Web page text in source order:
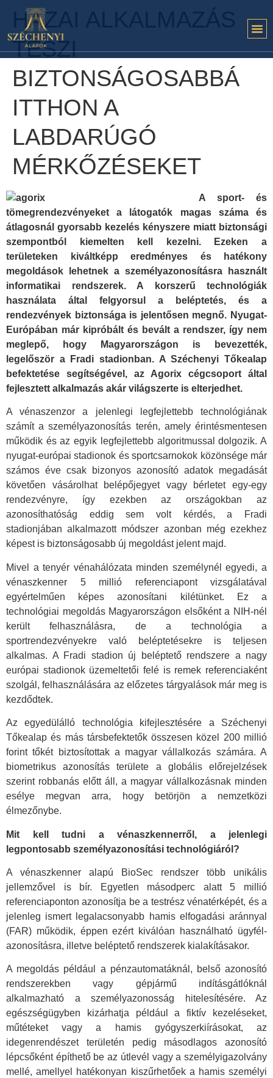
HAZAI ALKALMAZÁS
TESZI
BIZTONSÁGOSABBÁ
ITTHON A
LABDARÚGÓ
MÉRKŐZÉSEKET
A sport- és
tömegrendezvényeket a látogatók magas száma és
átlagosnál gyorsabb kezelés kényszere miatt biztonsági
szempontból kiemelten kell kezelni. Ezeken a
területeken kiváltképp eredményes és hatékony
megoldások lehetnek a személyazonosításra használt
informatikai rendszerek. A korszerű technológiák
használata által felgyorsul a beléptetés, és a
rendezvények biztonsága is jelentősen megnő. Nyugat-
Európában már kipróbált és bevált a rendszer, így nem
meglepő, hogy Magyarországon is bevezették,
legelőször a Fradi stadionban. A Széchenyi Tőkealap
befektetése segítségével, az Agorix cégcsoport által
fejlesztett alkalmazás akár világszerte is elterjedhet.
A vénaszenzor a jelenlegi legfejlettebb technológiának
számít a személyazonosítás terén, amely érintésmentesen
működik és az egyik legfejlettebb algoritmussal dolgozik. A
nyugat-európai stadionok és sportcsarnokok közönsége már
számos éve csak bizonyos azonosító adatok megadását
követően vásárolhat belépőjegyet vagy bérletet egy-egy
rendezvényre, így ezekben az országokban az
azonosíthatóság eddig sem volt kérdés, a Fradi
stadionjában alkalmazott módszer azonban még ezekhez
képest is biztonságosabb új megoldást jelent majd.
Mivel a tenyér vénahálózata minden személynél egyedi, a
vénaszkenner 5 millió referenciapont vizsgálatával
egyértelműen képes azonosítani kilétünket. Ez a
technológiai megoldás Magyarországon elsőként a NIH-nél
került felhasználásra, de a technológia a
sportrendezvényekre való beléptetésekre is teljesen
alkalmas. A Fradi stadion új beléptető rendszere a nagy
európai stadionok üzemeltetői felé is remek referenciaként
szolgál, felhasználására az előzetes tárgyalások már meg is
kezdődtek.
Az egyedülálló technológia kifejlesztésére a Széchenyi
Tőkealap és más társbefektetők összesen közel 200 millió
forint tőkét biztosítottak a magyar vállalkozás számára. A
biometrikus azonosítás területe a globális előrejelzések
szerint robbanás előtt áll, a magyar vállalkozásnak minden
esélye megvan arra, hogy betörjön a nemzetközi
élmezőnybe.
Mit kell tudni a vénaszkennerről, a jelenlegi
legpontosabb személyazonosítási technológiáról?
A vénaszkenner alapú BioSec rendszer több unikális
jellemzővel is bír. Egyetlen másodperc alatt 5 millió
referenciaponton azonosítja be a testrész vénatérképét, és a
jelenleg ismert legalacsonyabb hamis elfogadási aránnyal
(FAR) működik, éppen ezért kiválóan használható ügyfél-
azonosításra, illetve beléptető rendszerek kialakításakor.
A megoldás például a pénzautomatáknál, belső azonosító
rendszerekben vagy gépjármű indításgátlóknál
alkalmazható a személyazonosság hitelesítésére. Az
egészségügyben kizárhatja például a fiktív kezeléseket,
műtéteket vagy a hamis gyógyszerkiírásokat, az
idegenrendészet területén pedig másodlagos azonosító
lépcsőként építhető be az útlevél vagy a személyigazolvány
mellé, amellyel hatékonyan kiszűrhetőek a hamis személyi